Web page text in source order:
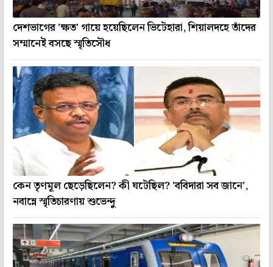
দেশভাগের 'ক্ষত' গায়ে হয়েছিলেন ভিটেহারা, শিয়ালদহে তাঁদের
সম্মানেই বসছে স্মৃতিসৌধ
কেন তৃণমূল ছেড়েছিলেন? কী ঘটেছিল? 'ববিদারা সব জানে',
নবান্নে স্মৃতিচারণায় শুভেন্দু